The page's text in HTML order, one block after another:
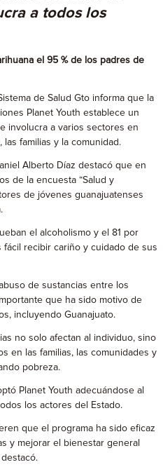
a todos los
el 95 % de los padres de
de Salud Gto informa que la
Planet Youth establece un
involucra a varios sectores en
las familias y la comunidad.
Alberto Díaz destacó que en
de la encuesta “Salud y
de jóvenes guanajuatenses
el alcoholismo y el 81 por
recibir cariño y cuidado de sus
de sustancias entre los
que ha sido motivo de
incluyendo Guanajuato.
no solo afectan al individuo, sino
en las familias, las comunidades y
pobreza.
Planet Youth adecuándose al
los actores del Estado.
que el programa ha sido eficaz
y mejorar el bienestar general